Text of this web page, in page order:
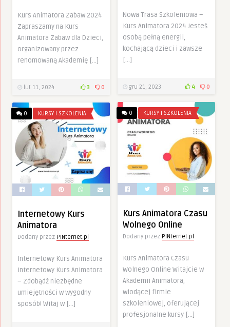
Kurs Animatora Zabaw 2024
Zapraszamy na Kurs
Animatora Zabaw dla Dzieci,
organizowany przez
renomowaną Akademię […]
lut 11, 2024 3 0
Nowa Trasa Szkoleniowa –
Kurs Animatora 2024 Jesteś
osobą pełną energii,
kochającą dzieci i zawsze
[…]
gru 21, 2023 4 0
0 KURSY I SZKOLENIA
Kurs Animatora Czasu
Wolnego Online
Dodany przez PINternet.pl
Kurs Animatora Czasu
Wolnego Online Witajcie w
Akademii Animatora,
wiodącej firmie
szkoleniowej, oferującej
profesjonalne kursy […]
0 KURSY I SZKOLENIA
Internetowy Kurs
Animatora
Dodany przez PINternet.pl
Internetowy Kurs Animatora
Internetowy Kurs Animatora
– Zdobądź niezbędne
umiejętności w wygodny
sposób! Witaj w […]